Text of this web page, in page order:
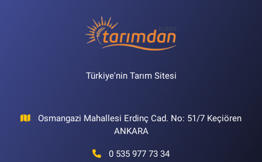
Türkiye'nin Tarım Sitesi
Osmangazi Mahallesi Erdinç Cad. No: 51/7 Keçiören
ANKARA
0 535 977 73 34